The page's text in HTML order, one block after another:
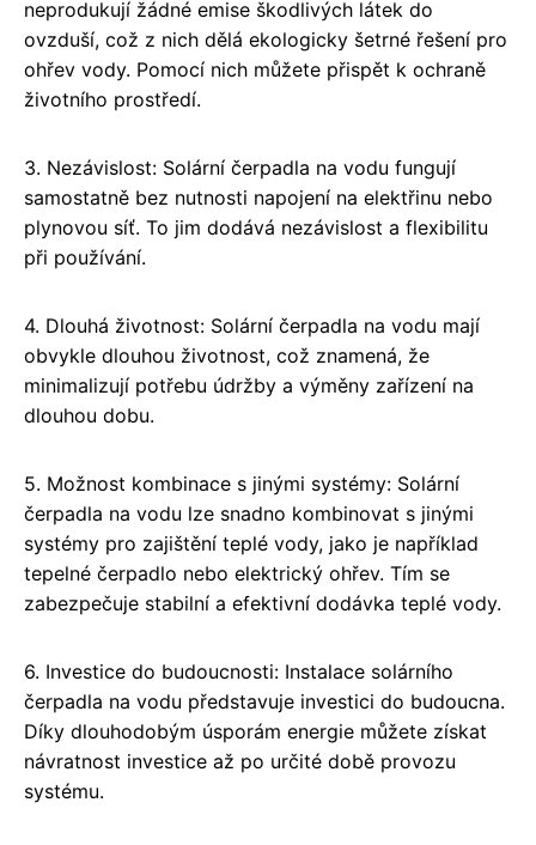
neprodukují žádné emise škodlivých látek do
ovzduší, což z nich dělá ekologicky šetrné řešení pro
ohřev vody. Pomocí nich můžete přispět k ochraně
životního prostředí.
3. Nezávislost: Solární čerpadla na vodu fungují
samostatně bez nutnosti napojení na elektřinu nebo
plynovou síť. To jim dodává nezávislost a flexibilitu
při používání.
4. Dlouhá životnost: Solární čerpadla na vodu mají
obvykle dlouhou životnost, což znamená, že
minimalizují potřebu údržby a výměny zařízení na
dlouhou dobu.
5. Možnost kombinace s jinými systémy: Solární
čerpadla na vodu lze snadno kombinovat s jinými
systémy pro zajištění teplé vody, jako je například
tepelné čerpadlo nebo elektrický ohřev. Tím se
zabezpečuje stabilní a efektivní dodávka teplé vody.
6. Investice do budoucnosti: Instalace solárního
čerpadla na vodu představuje investici do budoucna.
Díky dlouhodobým úsporám energie můžete získat
návratnost investice až po určité době provozu
systému.